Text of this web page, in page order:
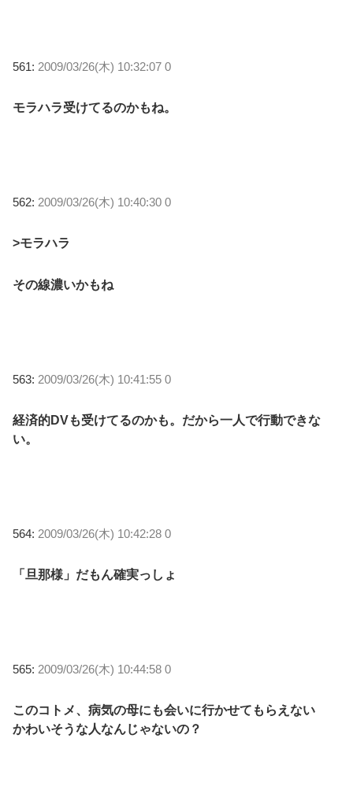
561: 2009/03/26(木) 10:32:07 0
モラハラ受けてるのかもね。
562: 2009/03/26(木) 10:40:30 0
>モラハラ
その線濃いかもね
563: 2009/03/26(木) 10:41:55 0
経済的DVも受けてるのかも。だから一人で行動できな
い。
564: 2009/03/26(木) 10:42:28 0
「旦那様」だもん確実っしょ
565: 2009/03/26(木) 10:44:58 0
このコトメ、病気の母にも会いに行かせてもらえない
かわいそうな人なんじゃないの？